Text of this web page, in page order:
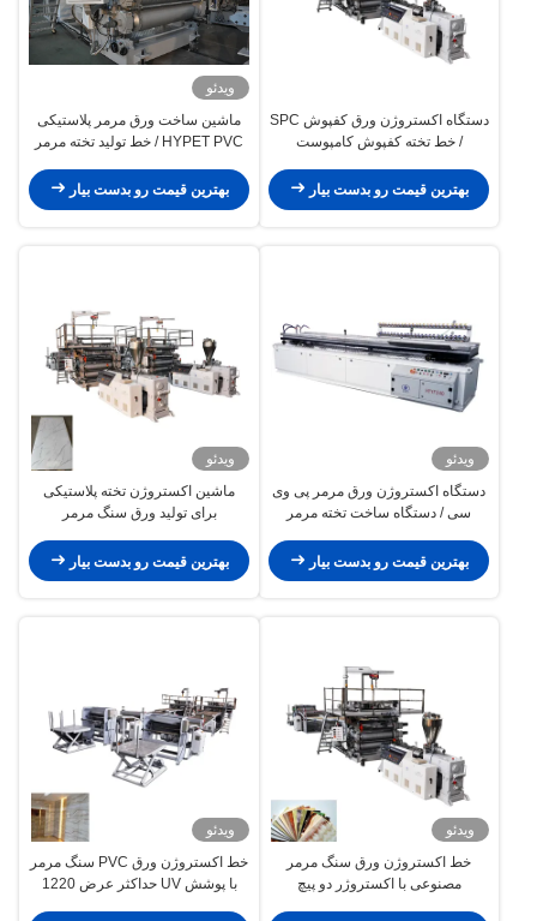
دستگاه اکستروژن ورق کفپوش SPC
/ خط تخته کفپوش کامپوست
بهترین قیمت رو بدست بیار
ویدئو
ماشین ساخت ورق مرمر پلاستیکی
HYPET PVC / خط تولید تخته مرمر
بعدی مرمر پلاستیکی
بهترین قیمت رو بدست بیار
ویدئو
دستگاه اکستروژن ورق مرمر پی وی
سی / دستگاه ساخت تخته مرمر
بهترین قیمت رو بدست بیار
ویدئو
ماشین اکستروژن تخته پلاستیکی
برای تولید ورق سنگ مرمر
بهترین قیمت رو بدست بیار
ویدئو
خط اکستروژن ورق سنگ مرمر
مصنوعی با اکستروژر دو پیچ
ویدئو
خط اکستروژن ورق PVC سنگ مرمر
با پوشش UV حداکثر عرض 1220